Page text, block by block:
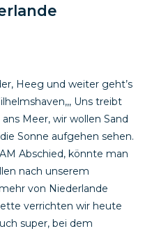
Heeg und weiter geht’s
Uns treibt
Meer, wir wollen Sand
Sonne aufgehen sehen.
Abschied, könnte man
nach unserem
von Niederlande
verrichten wir heute
super, bei dem